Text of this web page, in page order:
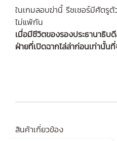
ในเกมลอบฆ่านี้ รีชเชอร์มีศัตรูตั
ไม่แพ้กัน
เมื่อมีชีวิตของรองประธานาธิบ
ฝ่ายที่เปิดฉากไล่ล่าก่อนเท่านั้นที่
สินค้าเกี่ยวข้อง